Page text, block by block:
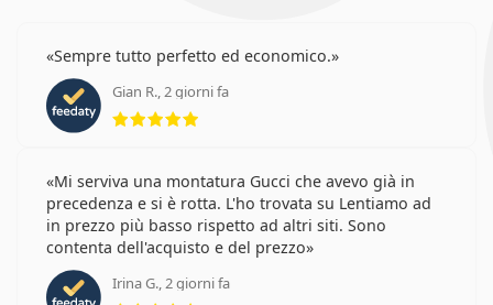
Sempre tutto perfetto ed economico.
Gian R., 2 giorni fa
Mi serviva una montatura Gucci che avevo già in
precedenza e si è rotta. L'ho trovata su Lentiamo ad
in prezzo più basso rispetto ad altri siti. Sono
contenta dell'acquisto e del prezzo
Irina G., 2 giorni fa